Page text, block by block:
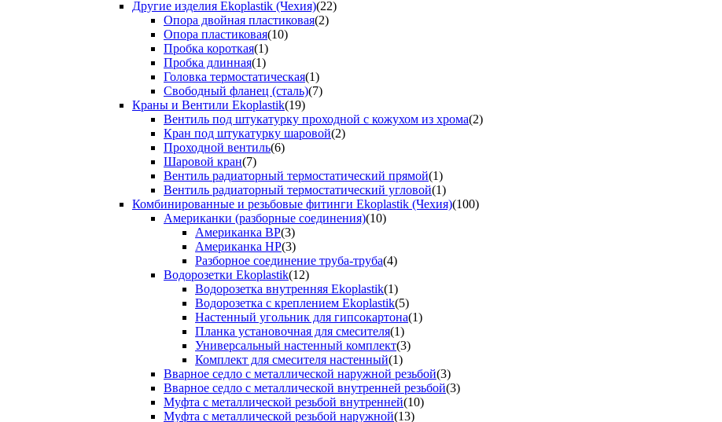
Другие изделия Ekoplastik (Чехия)(22)
Опора двойная пластиковая(2)
Опора пластиковая(10)
Пробка короткая(1)
Пробка длинная(1)
Головка термостатическая(1)
Свободный фланец (сталь)(7)
Краны и Вентили Ekoplastik(19)
Вентиль под штукатурку проходной с кожухом из хрома(2)
Кран под штукатурку шаровой(2)
Проходной вентиль(6)
Шаровой кран(7)
Вентиль радиаторный термостатический прямой(1)
Вентиль радиаторный термостатический угловой(1)
Комбинированные и резьбовые фитинги Ekoplastik (Чехия)(100)
Американки (разборные соединения)(10)
Американка ВР(3)
Американка НР(3)
Разборное соединение труба-труба(4)
Водорозетки Ekoplastik(12)
Водорозетка внутренняя Ekoplastik(1)
Водорозетка с креплением Ekoplastik(5)
Настенный угольник для гипсокартона(1)
Планка установочная для смесителя(1)
Универсальный настенный комплект(3)
Комплект для смесителя настенный(1)
Вварное седло с металлической наружной резьбой(3)
Вварное седло с металлической внутренней резьбой(3)
Муфта с металлической резьбой внутренней(10)
Муфта с металлической резьбой наружной(13)